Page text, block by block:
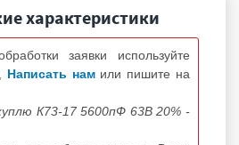
характеристики
заявки используйте
Написать нам или пишите на
К73-17 5600пФ 63В 20% -